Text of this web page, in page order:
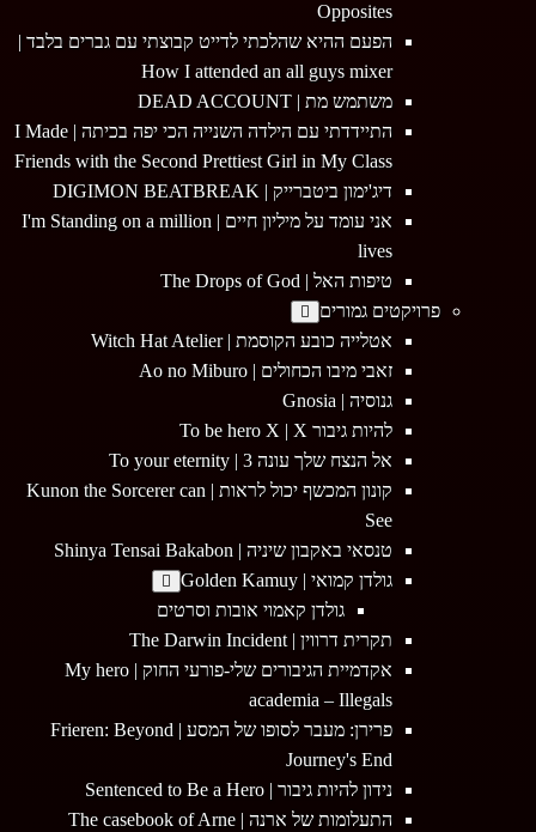
Opposites
הפעם ההיא שהלכתי לדייט קבוצתי עם גברים בלבד |
How I attended an all guys mixer
משתמש מת | DEAD ACCOUNT
התיידדתי עם הילדה השנייה הכי יפה בכיתה | I Made
Friends with the Second Prettiest Girl in My Class
דיג'ימון ביטברייק | DIGIMON BEATBREAK
אני עומד על מיליון חיים | I'm Standing on a million
lives
טיפות האל | The Drops of God
פרויקטים גמורים
אטלייה כובע הקוסמת | Witch Hat Atelier
זאבי מיבו הכחולים | Ao no Miburo
גנוסיה | Gnosia
להיות גיבור To be hero X | X
אל הנצח שלך עונה 3 | To your eternity
קונון המכשף יכול לראות | Kunon the Sorcerer can
See
טנסאי באקבון שיניה | Shinya Tensai Bakabon
גולדן קמואי | Golden Kamuy
גולדן קאמוי אובות וסרטים
תקרית דרווין | The Darwin Incident
אקדמיית הגיבורים שלי-פורעי החוק | My hero
academia – Illegals
פרירן: מעבר לסופו של המסע | Frieren: Beyond
Journey's End
נידון להיות גיבור | Sentenced to Be a Hero
התעלומות של ארנה | The casebook of Arne